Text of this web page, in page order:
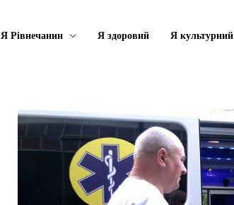
Я Рівнечанин Я здоровий Я культурний